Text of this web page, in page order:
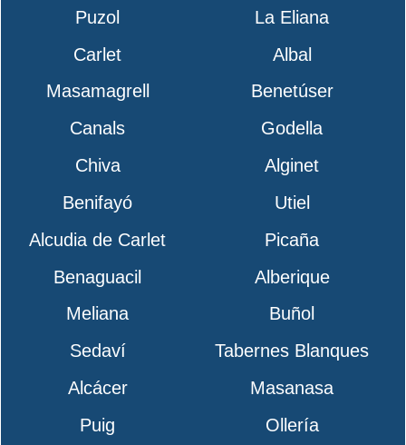
Puzol
La Eliana
Carlet
Albal
Masamagrell
Benetúser
Canals
Godella
Chiva
Alginet
Benifayó
Utiel
Alcudia de Carlet
Picaña
Benaguacil
Alberique
Meliana
Buñol
Sedaví
Tabernes Blanques
Alcácer
Masanasa
Puig
Ollería